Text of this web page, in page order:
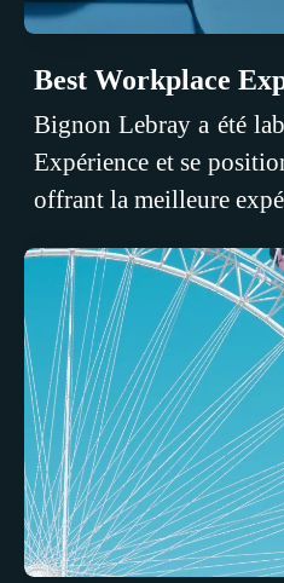
Best Workplace
Bignon Lebray a été
Expérience et se
offrant la meilleure